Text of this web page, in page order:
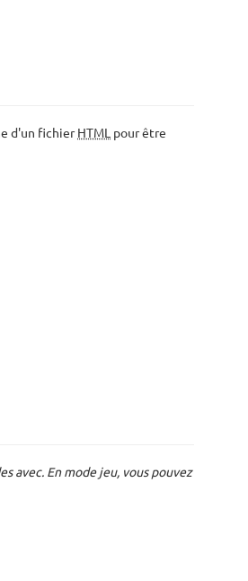
d'un fichierHTML pour être
avec. En mode jeu, vous pouvez